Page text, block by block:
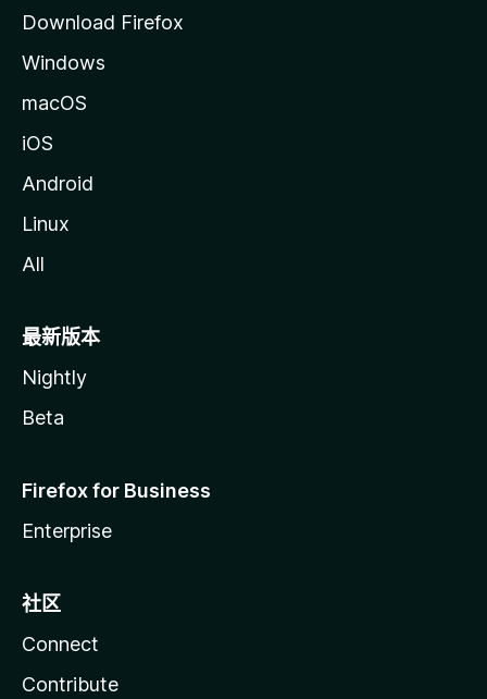
Download Firefox
Windows
macOS
iOS
Android
Linux
All
最新版本
Nightly
Beta
Firefox for Business
Enterprise
社区
Connect
Contribute